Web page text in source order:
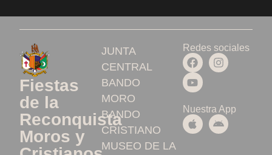
Fiestas
de la
Reconquista
Moros y
JUNTA
CENTRAL
BANDO
MORO
BANDO
CRISTIANO
MUSEO DE LA
Redes sociales
Nuestra App